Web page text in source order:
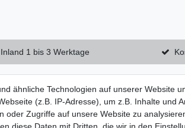
1 bis 3 Werktage
Datenschutzerklärung
AGB
ähnliche Technologien auf unserer Website
(z.B. IP-Adresse), um z.B. Inhalte und
oder Zugriffe auf unsere Website zu